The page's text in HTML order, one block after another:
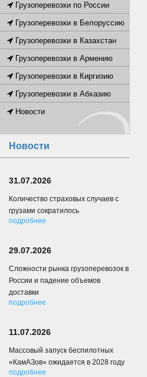
Грузоперевозки по России
Грузоперевозки в Белоруссию
Грузоперевозки в Казахстан
Грузоперевозки в Армению
Грузоперевозки в Киргизию
Грузоперевозки в Абхазию
Новости
Новости
31.07.2026
Количество страховых случаев с
грузами сократилось
подробнее
29.07.2026
Сложности рынка грузоперевозок в
России и падение объемов
доставки
подробнее
11.07.2026
Массовый запуск беспилотных
«КамАЗов» ожидается в 2028 году
подробнее